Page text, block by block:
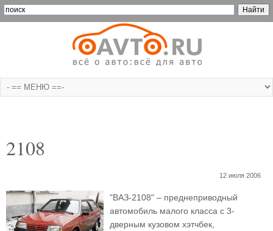
2108
12 июля 2006
"ВАЗ-2108" – преднеприводный
автомобиль малого класса с 3-
дверным кузовом хэтчбек,